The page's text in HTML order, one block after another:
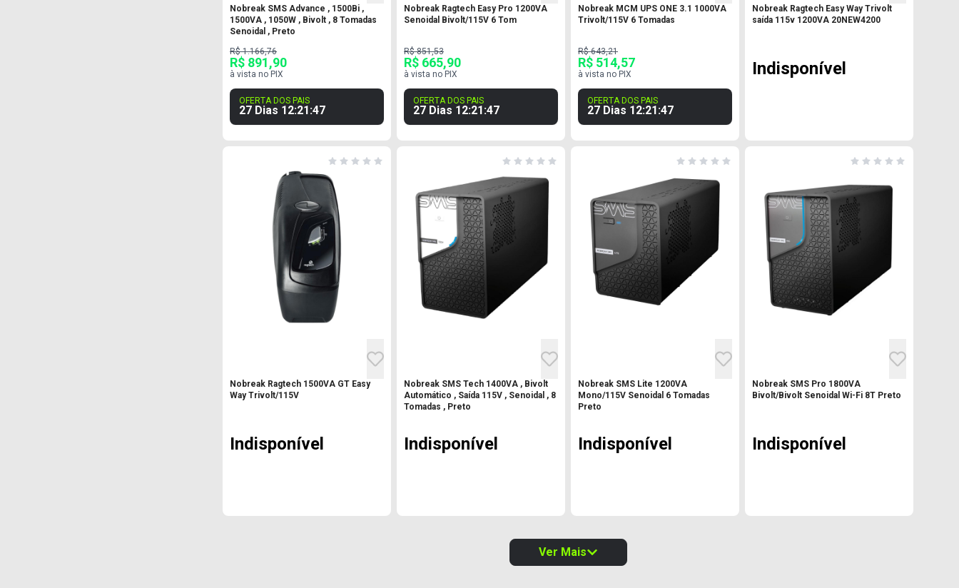
Nobreak SMS Advance , 1500Bi ,
1500VA , 1050W , Bivolt , 8 Tomadas
Senoidal , Preto
R$ 1.166,76
R$ 891,90
à vista no PIX
OFERTA DOS PAIS
27 Dias 12:21 :46
Nobreak Ragtech Easy Pro 1200VA
Senoidal Bivolt/115V 6 Tom
R$ 851,53
R$ 665,90
à vista no PIX
OFERTA DOS PAIS
27 Dias 12:21 :46
Nobreak MCM UPS ONE 3.1 1000VA
Trivolt/115V 6 Tomadas
R$ 643,21
R$ 514,57
à vista no PIX
OFERTA DOS PAIS
27 Dias 12:21 :46
Nobreak Ragtech Easy Way Trivolt
saída 115v 1200VA 20NEW4200
Indisponível
Nobreak Ragtech 1500VA GT Easy
Way Trivolt/115V
Indisponível
Nobreak SMS Tech 1400VA , Bivolt
Automático , Saída 115V , Senoidal , 8
Tomadas , Preto
Indisponível
Nobreak SMS Lite 1200VA
Mono/115V Senoidal 6 Tomadas
Preto
Indisponível
Nobreak SMS Pro 1800VA
Bivolt/Bivolt Senoidal Wi-Fi 8T Preto
Indisponível
Ver Mais